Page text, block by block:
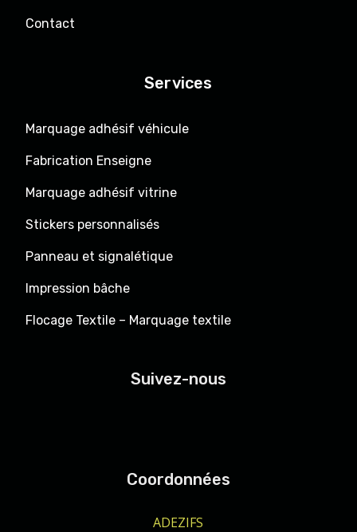
Contact
Services
Marquage adhésif véhicule
Fabrication Enseigne
Marquage adhésif vitrine
Stickers personnalisés
Panneau et signalétique
Impression bâche
Flocage Textile – Marquage textile
Suivez-nous
Coordonnées
ADEZIFS